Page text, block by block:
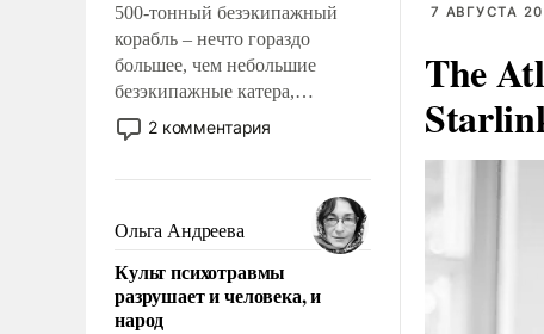
500-тонный безэкипажный
корабль – нечто гораздо
большее, чем небольшие
безэкипажные катера,
применение которых уже
стало обыденностью. Задача по
сложна и амбициозна. Однако
и ее реализация радикально
поднимет наши боевые
возможности.
2 комментария
Ольга Андреева
Культ психотравмы
разрушает и человека, и
народ
7 АВГУСТА
The